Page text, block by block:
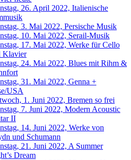
26. April 2022, Italienische
3. Mai 2022, Persische Musik
10. Mai 2022, Serail-Musik
17. Mai 2022, Werke für Cello
Klavier
24. Mai 2022, Blues mit Rihm &
31. Mai 2022, Genna +
USA
1. Juni 2022, Bremen so frei
7. Juni 2022, Modern Acoustic
II
14. Juni 2022, Werke von
und Schumann
21. Juni 2022, A Summer
Dream